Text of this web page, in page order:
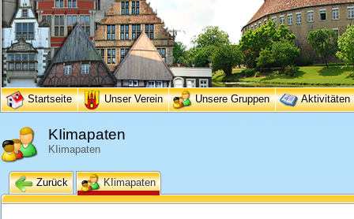
Startseite Unser Verein Unsere Gruppen Aktivitäten
KIimapaten
KIimapaten
Zurück KIimapaten